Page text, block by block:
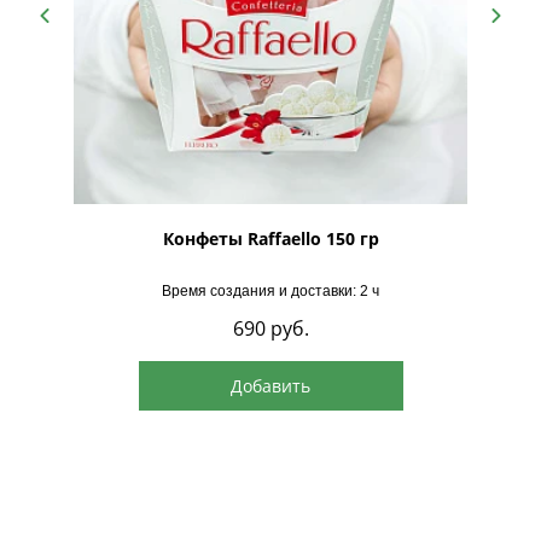
Примерная высота: 20-25 см
Совет: Уход прост — подливайте полстакана воды в
центр композиции каждый день, чтобы губка
оставалась влажной.
Конфеты Raffaello 150 гр
Время создания и доставки: 2 ч
690 руб.
Добавить